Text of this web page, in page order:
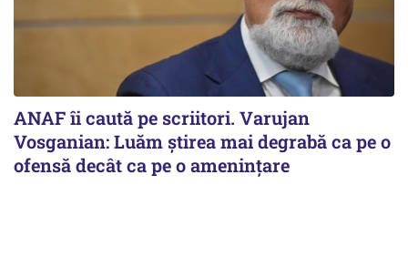
ANAF îi caută pe scriitori. Varujan
Vosganian: Luăm știrea mai degrabă ca pe o
ofensă decât ca pe o amenințare